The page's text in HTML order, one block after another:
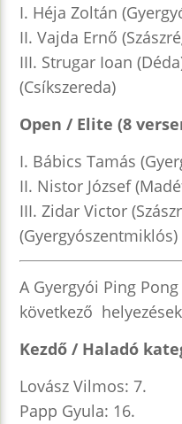
I. Héja Zoltán
II. Vajda Ernő
III. Strugar Ioan
(Csíkszereda)
Open / Elite (8
I. Bábics Tamás
II. Nistor József
III. Zidar Victor
(Gyergyószentmiklós)
A Gyergyói Ping
következő
Kezdő / Haladó
Lovász Vilmos: 7.
Papp Gyula: 16.